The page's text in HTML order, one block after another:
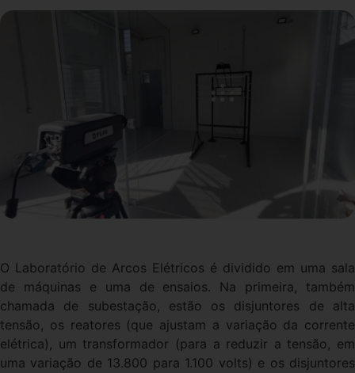
O Laboratório de Arcos Elétricos é dividido em uma sala
de máquinas e uma de ensaios. Na primeira, também
chamada de subestação, estão os disjuntores de alta
tensão, os reatores (que ajustam a variação da corrente
elétrica), um transformador (para a reduzir a tensão, em
uma variação de 13.800 para 1.100 volts) e os disjuntores